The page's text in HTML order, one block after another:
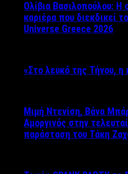
Ολίβια Βασιλοπούλου: Η
καριέρα που διεκδικεί
Universe Greece 2026
«Στο λευκό της Τήνου, η
Μιμή Ντενίση, Βάνα
Αμοργινός στην
παράσταση του Τάκη